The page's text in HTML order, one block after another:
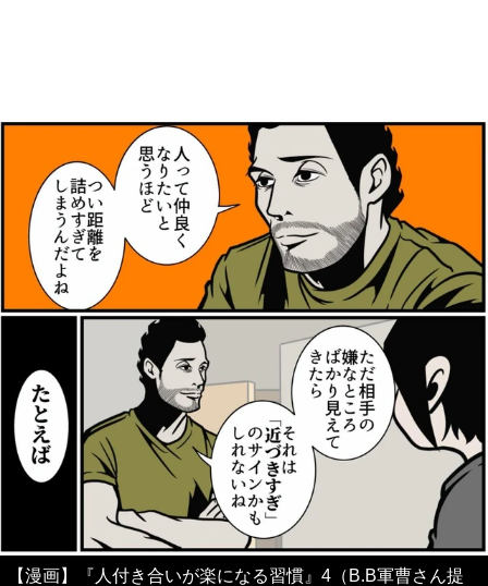
【漫画】『人付き合いが楽になる習慣』4（B.B軍曹さん提